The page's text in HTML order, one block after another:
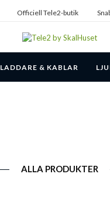
Officiell Tele2-butik
LADDARE & KABLAR
ALLA PRODUKTER